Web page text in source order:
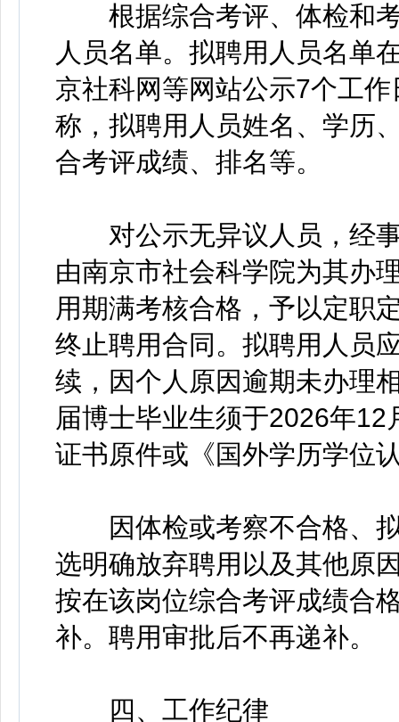
根据综合考评、体检和考
人员名单。拟聘用人员名单
京社科网等网站公示7个工
称，拟聘用人员姓名、学历
合考评成绩、排名等。
对公示无异议人员，经事
由南京市社会科学院为其办
用期满考核合格，予以定职
终止聘用合同。拟聘用人员
续，因个人原因逾期未办理
届博士毕业生须于2026年
证书原件或《国外学历学位
因体检或考察不合格、拟
选明确放弃聘用以及其他原
按在该岗位综合考评成绩合
补。聘用审批后不再递补。
四、工作纪律